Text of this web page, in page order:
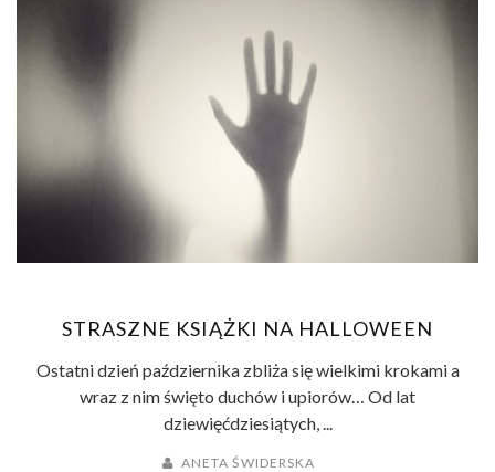
STRASZNE KSIĄŻKI NA HALLOWEEN
Ostatni dzień października zbliża się wielkimi krokami a
wraz z nim święto duchów i upiorów… Od lat
dziewięćdziesiątych, ...
ANETA ŚWIDERSKA